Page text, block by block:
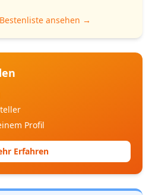
ansehen →
Profil
Erfahren